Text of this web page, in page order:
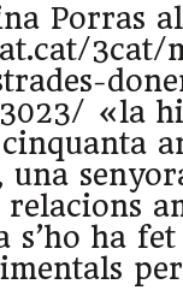
Porras
3cat/
«la
una
s’ho ha